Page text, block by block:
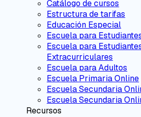
Catálogo de cursos
Estructura de tarifas
Educación Especial
Escuela para
Escuela para
Extracurriculares
Escuela para Adultos
Escuela Primaria Online
Escuela Secundaria
Escuela Secundaria
Recursos